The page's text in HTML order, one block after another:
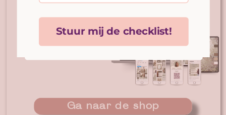
Ga naar de shop
Social Media templates
Stuur mij de checklist!